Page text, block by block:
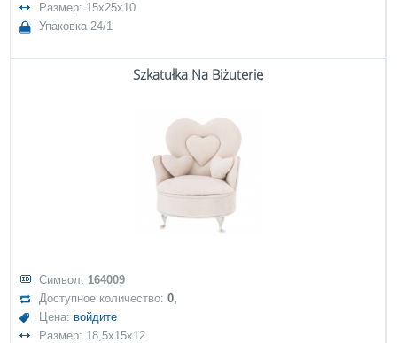
Размер: 15x25x10
Упаковка 24/1
Szkatułka Na Biżuterię
Символ: 164009
Доступное количество:0,
Цена: войдите
Размер: 18,5x15x12